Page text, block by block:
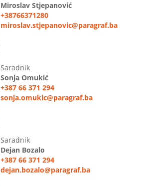
Miroslav Stjepanović
+38766371280
miroslav.stjepanovic@paragraf.ba
Saradnik
Sonja Omukić
+387 66 371 294
sonja.omukic@paragraf.ba
Saradnik
Dejan Bozalo
+387 66 371 294
dejan.bozalo@paragraf.ba